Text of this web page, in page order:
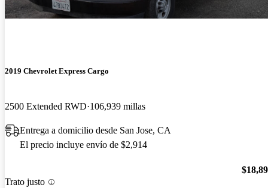
2019 Chevrolet Express Cargo
2500 Extended RWD 106,939 millas
Entrega a domicilio desde San Jose, CA
El precio incluye envío de $2,914
Trato justo